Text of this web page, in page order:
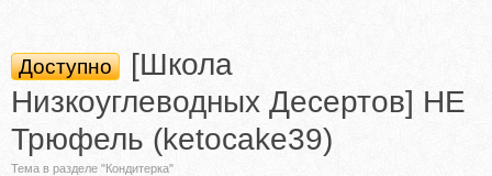
Доступно
[Школа
Низкоуглеводных Десертов] НЕ
Трюфель (ketocake39)
Тема в разделе "Кондитерка"